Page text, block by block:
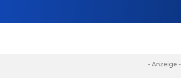
- Anzeige -